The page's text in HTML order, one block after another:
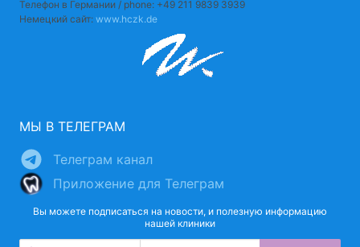
Телефон в Германии / phone: +49 211 9839 3939
Немецкий сайт: www.hczk.de
МЫ В ТЕЛЕГРАМ
Телеграм канал
Приложение для Телеграм
Вы можете подписаться на новости, и полезную информацию
нашей клиники